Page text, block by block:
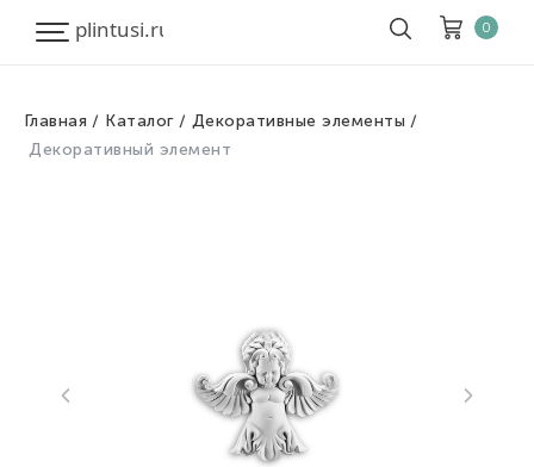
0
Главная Каталог
Декоративные элементы
Декоративный элемент